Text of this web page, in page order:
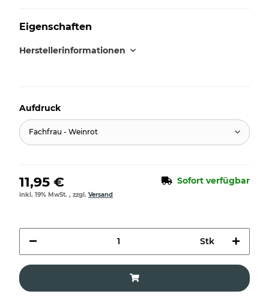
Eigenschaften
Herstellerinformationen
Aufdruck
Fachfrau - Weinrot
11,95 € Sofort verfügbar
inkl. 19% MwSt. , zzgl. Versand
Stk